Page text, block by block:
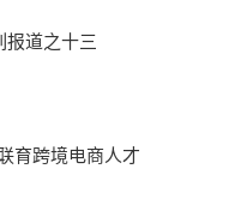
报道之十三
育跨境电商人才